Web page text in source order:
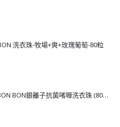
洗衣珠-牧場+爽+玫瑰葡萄-80粒
[J111043] 日本BON BON銀離子抗菌啫喱洗衣珠 (80粒)